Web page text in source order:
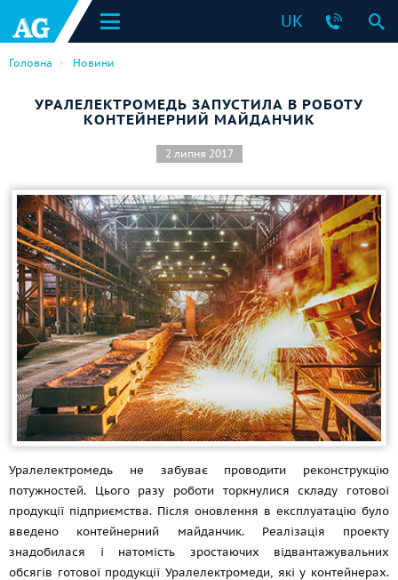
UK
Головна Новини
УРАЛЕЛЕКТРОМЕДЬ ЗАПУСТИЛА В РОБОТУ
КОНТЕЙНЕРНИЙ МАЙДАНЧИК
2 липня 2017
Уралелектромедь не забуває проводити реконструкцію
потужностей. Цього разу роботи торкнулися складу готової
продукції підприємства. Після оновлення в експлуатацію було
введено контейнерний майданчик. Реалізація проекту
знадобилася і натомість зростаючих відвантажувальних
обсягів готової продукції Уралелектромеди, які у контейнерах.